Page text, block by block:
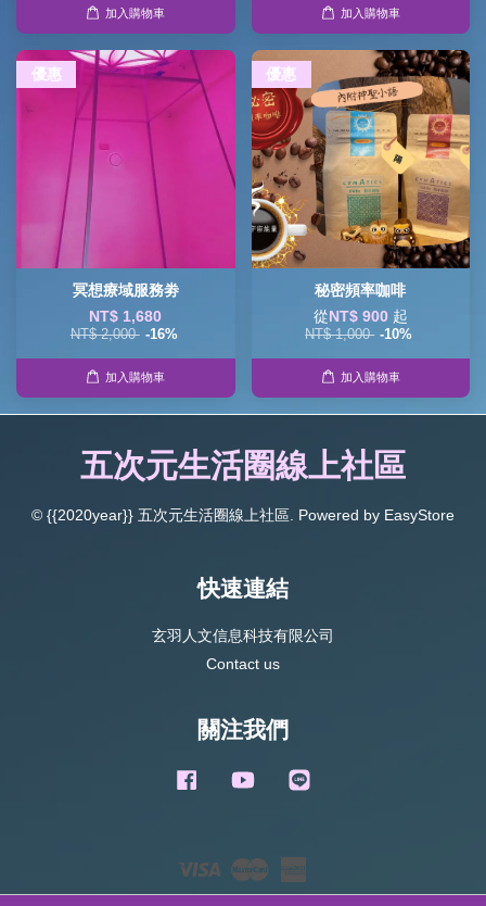
加入購物車 加入購物車
優惠
冥想療域服務劵
NT$ 1,680
NT$ 2,000 -16%
加入購物車
優惠
秘密頻率咖啡
從NT$ 900 起
NT$ 1,000 -10%
加入購物車
五次元生活圈線上社區
© {{2020year}} 五次元生活圈線上社區. Powered by EasyStore
快速連結
玄羽人文信息科技有限公司
Contact us
關注我們
Facebook YouTube
Visa Master
Express